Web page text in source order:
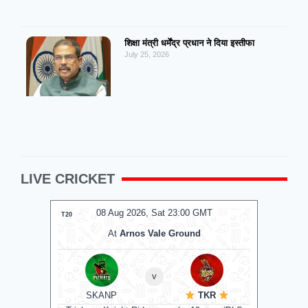
शिक्षा मंत्री धर्मेंद्र प्रधान ने दिया इस्तीफा
July 25, 2026
LIVE CRICKET
08 Aug 2026, Sat 17:00 GMT
AtThe Rose Bowl
Manchester Super Giants
Southern Brave